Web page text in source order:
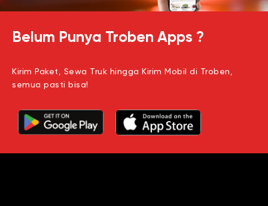
Belum Punya Troben Apps ?
Kirim Paket, Sewa Truk hingga Kirim Mobil di Troben,
semua pasti bisa!